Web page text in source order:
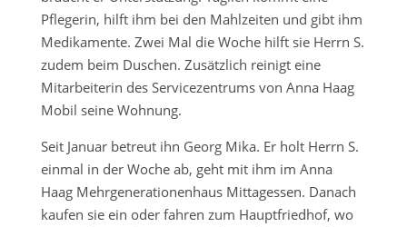
Pflegerin, hilft ihm bei den Mahlzeiten und gibt ihm
Medikamente. Zwei Mal die Woche hilft sie Herrn S.
zudem beim Duschen. Zusätzlich reinigt eine
Mitarbeiterin des Servicezentrums von Anna Haag
Mobil seine Wohnung.
Seit Januar betreut ihn Georg Mika. Er holt Herrn S.
einmal in der Woche ab, geht mit ihm im Anna
Haag Mehrgenerationenhaus Mittagessen. Danach
kaufen sie ein oder fahren zum Hauptfriedhof, wo